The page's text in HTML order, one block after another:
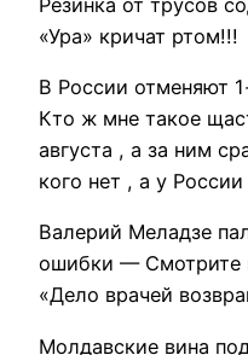
«Ура» кричат ртом!!!
В России отменяют
Кто ж мне такое
августа , а за ним
кого нет , а у России
Валерий Меладзе
ошибки — Смотрите
«Дело врачей
Молдавские вина